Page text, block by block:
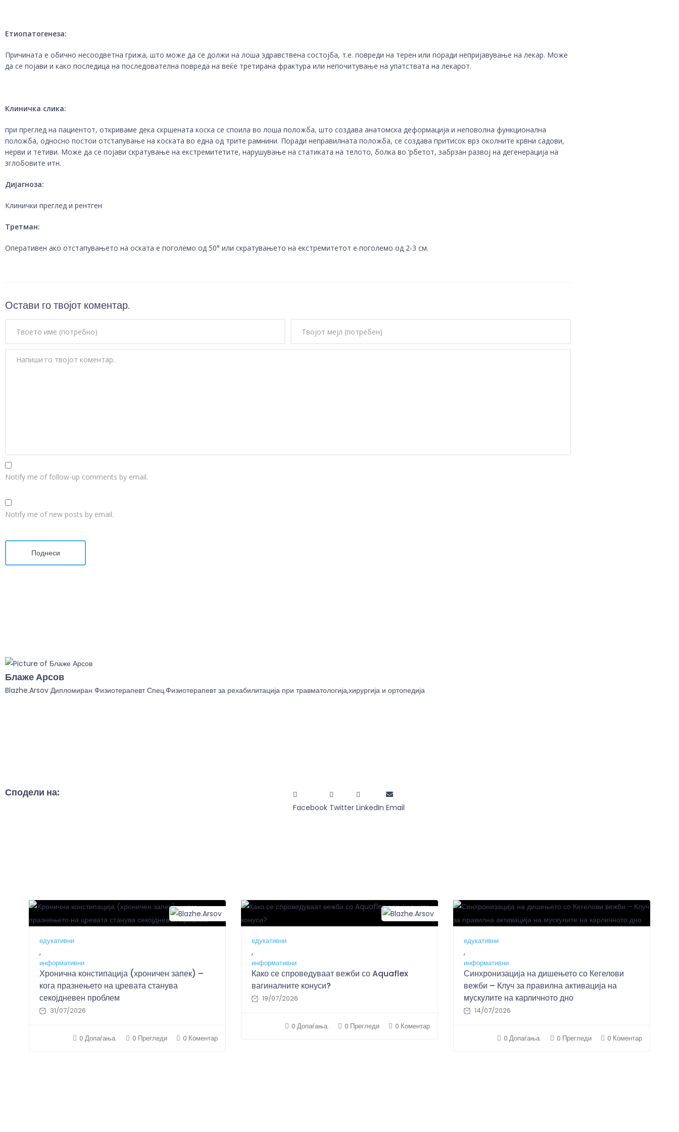
Етиопатогенеза:
Причината е обично несоодветна грижа, што може да се должи на лоша здравствена состојба, т.е. повреди на терен или поради непријавување на лекар. Може
да се појави и како последица на последователна повреда на веќе третирана фрактура или непочитување на упатствата на лекарот.
Клиничка слика:
при преглед на пациентот, откриваме дека скршената коска се споила во лоша положба, што создава анатомска деформација и неповолна функционална
положба, односно постои отстапување на коската во една од трите рамнини. Поради неправилната положба, се создава притисок врз околните крвни садови,
нерви и тетиви. Може да се појави скратување на екстремитетите, нарушување на статиката на телото, болка во ‘рбетот, забрзан развој на дегенерација на
зглобовите итн.
Дијагноза:
Клинички преглед и рентген
Третман:
Оперативен ако отстапувањето на оската е поголемо од 50° или скратувањето на екстремитетот е поголемо од 2-3 см.
Остави го твојот коментар.
Notify me of follow-up comments by email.
Notify me of new posts by email.
Поднеси
Блаже Арсов
Blazhe.Arsov Дипломиран Физиотерапевт Спец.Физиотерапевт за рехабилитација при травматологија,хирургија и ортопедија
Сподели на:
Facebook Twitter LinkedIn Email
едукативни
,
информативни
Хронична констипација (хроничен запек) –
кога празнењето на цревата станува
секојдневен проблем
31/07/2026
0 Допаѓања. 0 Прегледи 0 Коментар
едукативни
,
информативни
Како се спроведуваат вежби со Aquaflex
вагиналните конуси?
19/07/2026
0 Допаѓања. 0 Прегледи 0 Коментар
едукативни
,
информативни
Синхронизација на дишењето со Кегелови
вежби – Клуч за правилна активација на
мускулите на карличното дно
14/07/2026
0 Допаѓања. 0 Прегледи 0 Коментар